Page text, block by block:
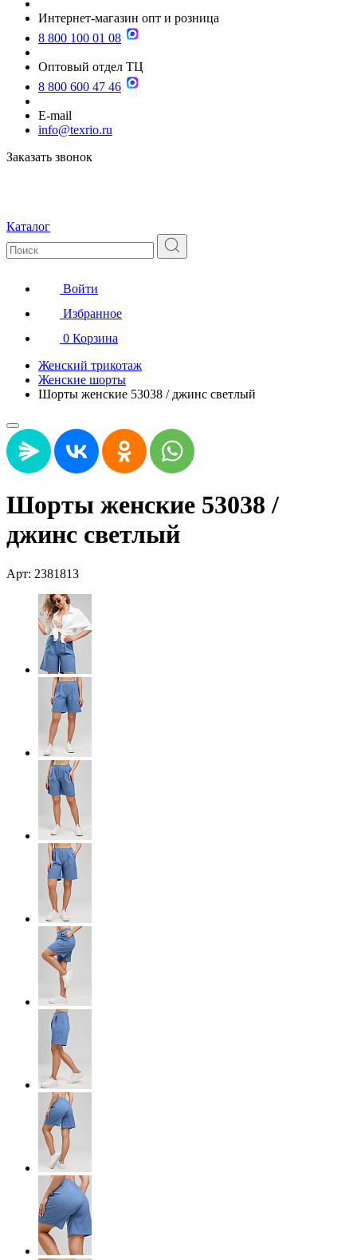
Интернет-магазин опт и розница
8 800 100 01 08
Оптовый отдел ТЦ
8 800 600 47 46
E-mail
info@texrio.ru
Заказать звонок
Каталог
Войти
Избранное
0 Корзина
Женский трикотаж
Женские шорты
Шорты женские 53038 / джинс светлый
Шорты женские 53038 /
джинс светлый
Арт: 2381813